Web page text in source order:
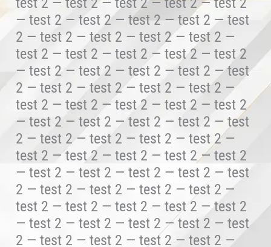
— test 2 — test 2 — test 2 — test 2 — test
2 — test 2 — test 2 — test 2 — test 2 —
test 2 — test 2 — test 2 — test 2 — test 2
— test 2 — test 2 — test 2 — test 2 — test
2 — test 2 — test 2 — test 2 — test 2 —
test 2 — test 2 — test 2 — test 2 — test 2
— test 2 — test 2 — test 2 — test 2 — test
2 — test 2 — test 2 — test 2 — test 2 —
test 2 — test 2 — test 2 — test 2 — test 2
— test 2 — test 2 — test 2 — test 2 — test
2 — test 2 — test 2 — test 2 — test 2 —
test 2 — test 2 — test 2 — test 2 — test 2
— test 2 — test 2 — test 2 — test 2 — test
2 — test 2 — test 2 — test 2 — test 2 —